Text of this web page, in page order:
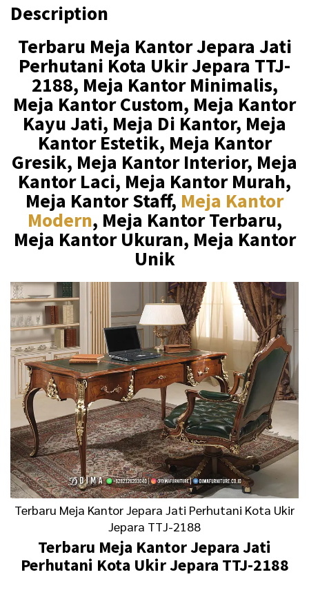
0
.
0
0
0
.
0
0
.
Description
Terbaru Meja Kantor Jepara Jati
Perhutani Kota Ukir Jepara TTJ-
2188, Meja Kantor Minimalis,
Meja Kantor Custom, Meja Kantor
Kayu Jati, Meja Di Kantor, Meja
Kantor Estetik, Meja Kantor
Gresik, Meja Kantor Interior, Meja
Kantor Laci, Meja Kantor Murah,
Meja Kantor Staff, Meja Kantor
Modern, Meja Kantor Terbaru,
Meja Kantor Ukuran, Meja Kantor
Unik
Terbaru Meja Kantor Jepara Jati Perhutani Kota Ukir
Jepara TTJ-2188
Terbaru Meja Kantor Jepara Jati
Perhutani Kota Ukir Jepara TTJ-2188